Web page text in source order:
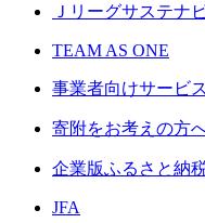
Ｊリーグサステナ
TEAM AS ONE
事業者向けサービス
寄附をお考えの方
企業版ふるさと納
JFA